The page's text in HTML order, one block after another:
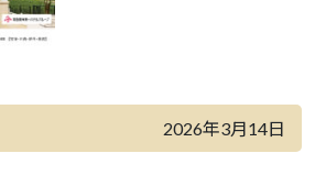
2026年3月14日